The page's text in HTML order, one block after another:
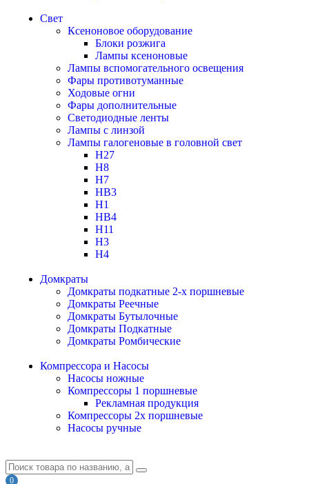
Свет
Ксеноновое оборудование
Блоки розжига
Лампы ксеноновые
Лампы вспомогательного освещения
Фары противотуманные
Ходовые огни
Фары дополнительные
Светодиодные ленты
Лампы с линзой
Лампы галогеновые в головной свет
H27
H8
H7
HB3
H1
HB4
H11
H3
H4
Домкраты
Домкраты подкатные 2-х поршневые
Домкраты Реечные
Домкраты Бутылочные
Домкраты Подкатные
Домкраты Ромбические
Компрессора и Насосы
Насосы ножные
Компрессоры 1 поршневые
Рекламная продукция
Компрессоры 2х поршневые
Насосы ручные
0